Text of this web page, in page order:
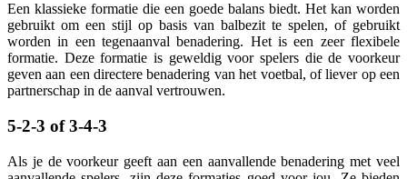
Een klassieke formatie die een goede balans biedt. Het kan worden
gebruikt om een stijl op basis van balbezit te spelen, of gebruikt
worden in een tegenaanval benadering. Het is een zeer flexibele
formatie. Deze formatie is geweldig voor spelers die de voorkeur
geven aan een directere benadering van het voetbal, of liever op een
partnerschap in de aanval vertrouwen.
5-2-3 of 3-4-3
Als je de voorkeur geeft aan een aanvallende benadering met veel